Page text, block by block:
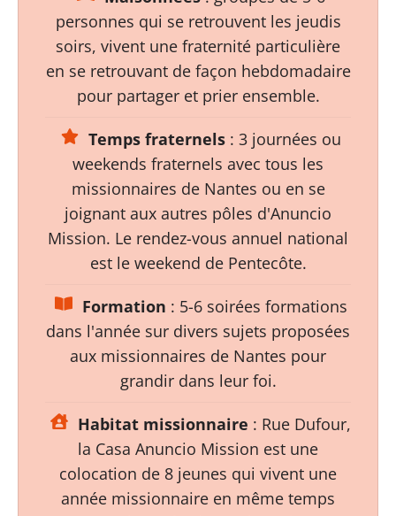
personnes qui se retrouvent les jeudis
soirs, vivent une fraternité particulière
en se retrouvant de façon hebdomadaire
pour partager et prier ensemble.
Temps fraternels: 3 journées ou
weekends fraternels avec tous les
missionnaires de Nantes ou en se
joignant aux autres pôles d'Anuncio
Mission. Le rendez-vous annuel national
est le weekend de Pentecôte.
Formation : 5-6 soirées formations
dans l'année sur divers sujets proposées
aux missionnaires de Nantes pour
grandir dans leur foi.
Habitat missionnaire : Rue Dufour,
la Casa Anuncio Mission est une
colocation de 8 jeunes qui vivent une
année missionnaire en même temps